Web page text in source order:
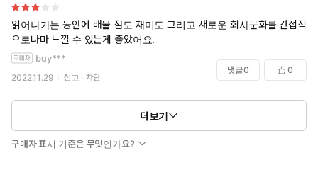
읽어나가는 동안에 배울 점도 재미도 그리고 새로운 회사문화를 간접적
으로나마 느낄 수 있는게 좋았어요.
buy***
2022.11.29 신고 차단
댓글0 0
더보기
구매자 표시 기준은 무엇인가요?